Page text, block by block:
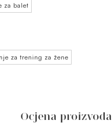
za balet
za trening za žene
Ocjena proizvoda